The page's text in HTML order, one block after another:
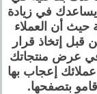
في زيادة
حيث أن العملاء
قبل إتخاذ قرار
عرض منتجاتك
عملائك إعجاب بها
بتصفحها.